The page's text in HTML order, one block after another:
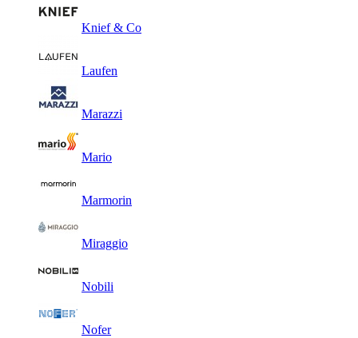
Knief & Co
Laufen
Marazzi
Mario
Marmorin
Miraggio
Nobili
Nofer